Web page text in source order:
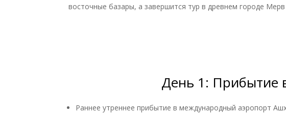
восточные базары, а завершится тур в древнем городе
День 1: Прибытие
Раннее утреннее прибытие в международный аэропорт